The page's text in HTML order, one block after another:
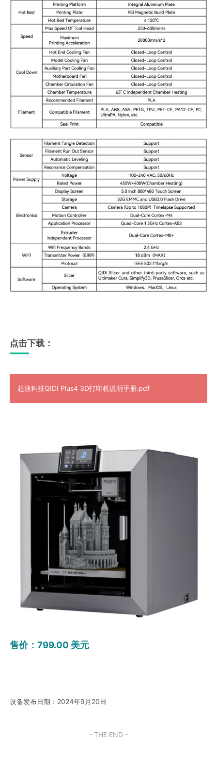
点击下载：
起迪科技QIDI Plus4 3D打印机说明手册.pdf
售价：799.00 美元
设备发布日期：2024年9月20日
- THE END -